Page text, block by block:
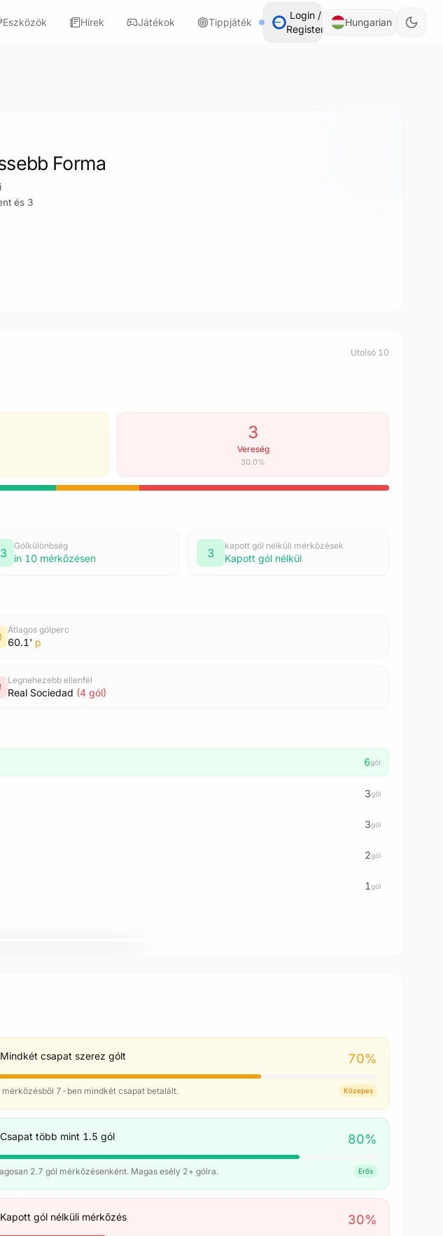
Eszközök Hírek Játékok Tippjáték
Login /
Register
Hungarian
Forma
és 3
Utolsó 10
3
Vereség
30.0%
Gólkülönbség
in 10 mérkőzésen 3
kapott gól nélküli mérkőzések
Kapott gól nélkül
Átlagos gólperc
60.1' p
Legnehezebb ellenfél
Real Sociedad (4 gól)
6gól
3gól
3gól
2gól
1 gól
Mindkét csapat szerez gólt 70%
mérkőzésből 7-ben mindkét csapat betalált. Közepes
Csapat több mint 1.5 gól 80%
2.7 gól mérkőzésenként. Magas esély 2+ gólra. Erős
Kapott gól nélküli mérkőzés 30%